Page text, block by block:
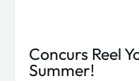
Concurs Reel
Summer!